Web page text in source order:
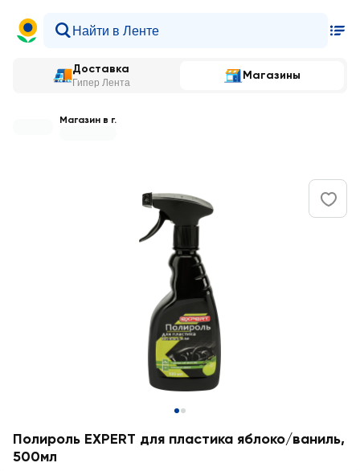
Доставка
Гипер Лента
Магазины
Магазин в г.
Полироль EXPERT для пластика яблоко/ваниль,
500мл